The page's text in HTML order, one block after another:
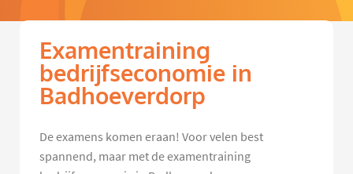
Examentraining
bedrijfseconomie in
Badhoeverdorp
De examens komen eraan! Voor velen best
spannend, maar met de examentraining